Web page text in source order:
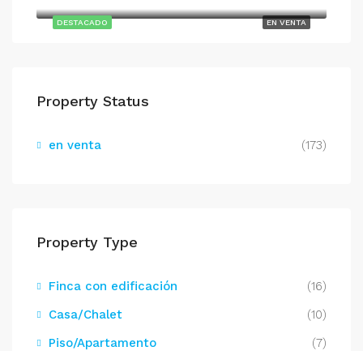
EN VENTA
DESTACADO
Property Status
en venta (173)
Property Type
Finca con edificación
(16)
Casa/Chalet
(10)
Piso/Apartamento
(7)